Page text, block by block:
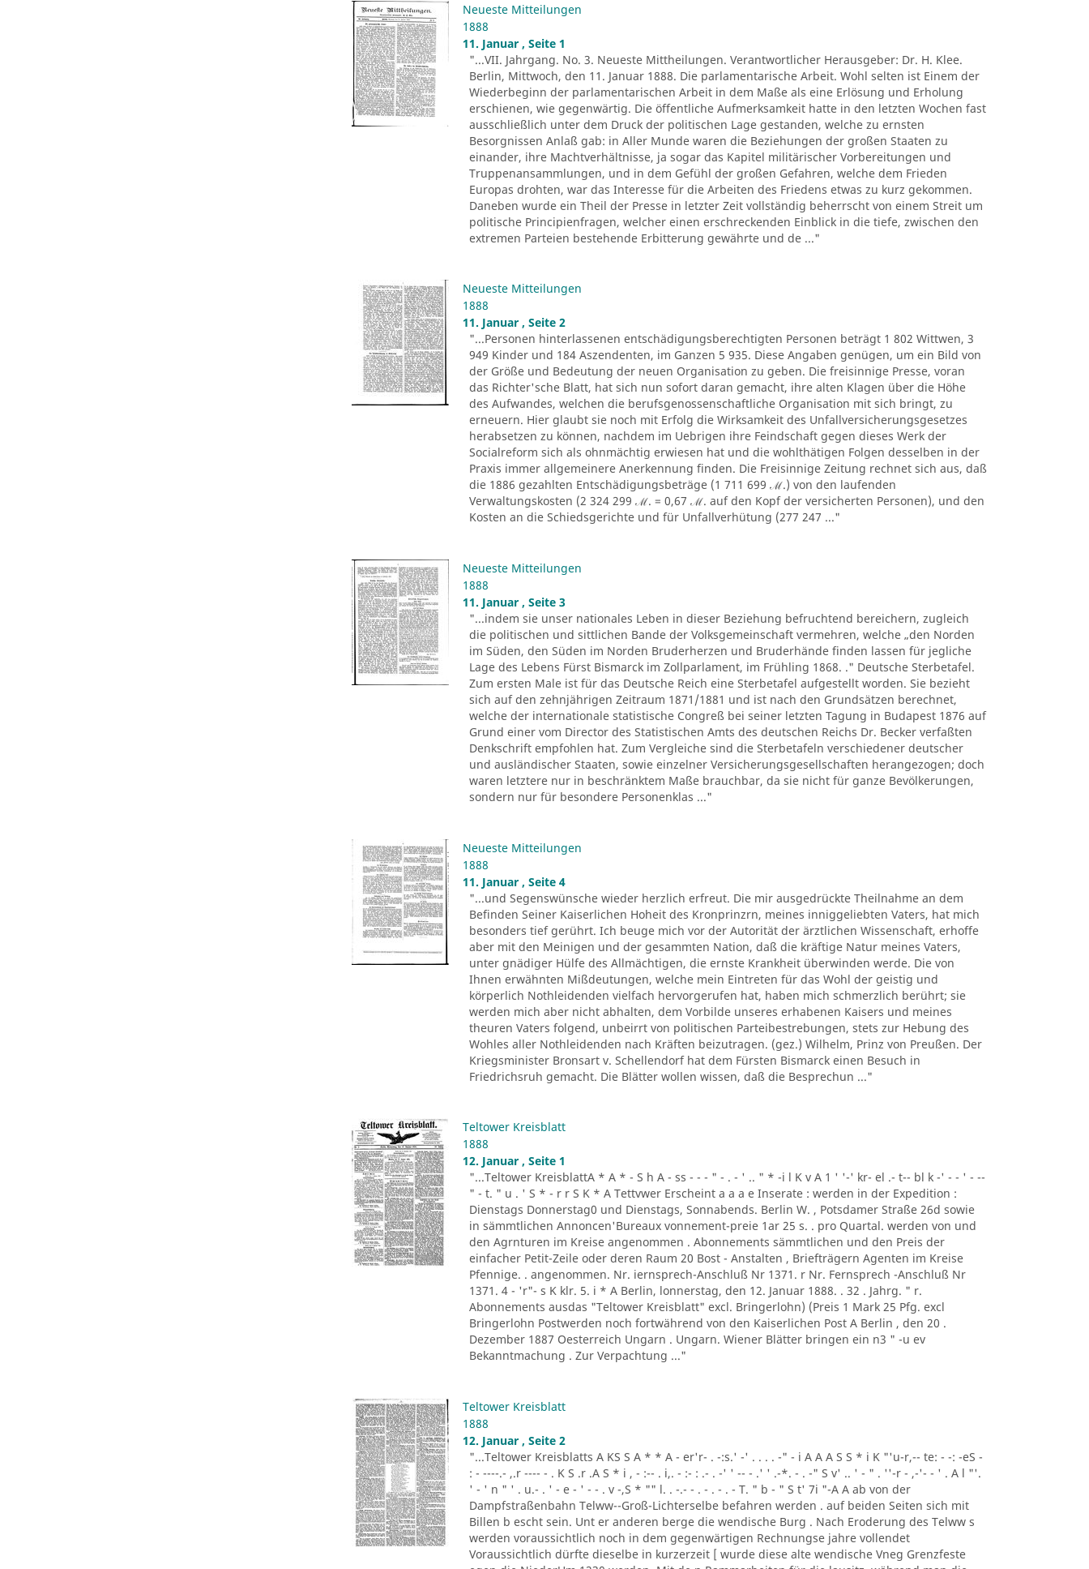
Neueste Mitteilungen
1888
11. Januar , Seite 1
"...VII. Jahrgang. No. 3. Neueste Mittheilungen. Verantwortlicher Herausgeber: Dr. H. Klee.
Berlin, Mittwoch, den 11. Januar 1888. Die parlamentarische Arbeit. Wohl selten ist Einem der
Wiederbeginn der parlamentarischen Arbeit in dem Maße als eine Erlösung und Erholung
erschienen, wie gegenwärtig. Die öffentliche Aufmerksamkeit hatte in den letzten Wochen fast
ausschließlich unter dem Druck der politischen Lage gestanden, welche zu ernsten
Besorgnissen Anlaß gab: in Aller Munde waren die Beziehungen der großen Staaten zu
einander, ihre Machtverhältnisse, ja sogar das Kapitel militärischer Vorbereitungen und
Truppenansammlungen, und in dem Gefühl der großen Gefahren, welche dem Frieden
Europas drohten, war das Interesse für die Arbeiten des Friedens etwas zu kurz gekommen.
Daneben wurde ein Theil der Presse in letzter Zeit vollständig beherrscht von einem Streit um
politische Principienfragen, welcher einen erschreckenden Einblick in die tiefe, zwischen den
extremen Parteien bestehende Erbitterung gewährte und de ..."
Neueste Mitteilungen
1888
11. Januar , Seite 2
"...Personen hinterlassenen entschädigungsberechtigten Personen beträgt 1 802 Wittwen, 3
949 Kinder und 184 Aszendenten, im Ganzen 5 935. Diese Angaben genügen, um ein Bild von
der Größe und Bedeutung der neuen Organisation zu geben. Die freisinnige Presse, voran
das Richter'sche Blatt, hat sich nun sofort daran gemacht, ihre alten Klagen über die Höhe
des Aufwandes, welchen die berufsgenossenschaftliche Organisation mit sich bringt, zu
erneuern. Hier glaubt sie noch mit Erfolg die Wirksamkeit des Unfallversicherungsgesetzes
herabsetzen zu können, nachdem im Uebrigen ihre Feindschaft gegen dieses Werk der
Socialreform sich als ohnmächtig erwiesen hat und die wohlthätigen Folgen desselben in der
Praxis immer allgemeinere Anerkennung finden. Die Freisinnige Zeitung rechnet sich aus, daß
die 1886 gezahlten Entschädigungsbeträge (1 711 699 ℳ.) von den laufenden
Verwaltungskosten (2 324 299 ℳ. = 0,67 ℳ. auf den Kopf der versicherten Personen), und den
Kosten an die Schiedsgerichte und für Unfallverhütung (277 247 ..."
Neueste Mitteilungen
1888
11. Januar , Seite 3
"...indem sie unser nationales Leben in dieser Beziehung befruchtend bereichern, zugleich
die politischen und sittlichen Bande der Volksgemeinschaft vermehren, welche „den Norden
im Süden, den Süden im Norden Bruderherzen und Bruderhände finden lassen für jegliche
Lage des Lebens Fürst Bismarck im Zollparlament, im Frühling 1868. ." Deutsche Sterbetafel.
Zum ersten Male ist für das Deutsche Reich eine Sterbetafel aufgestellt worden. Sie bezieht
sich auf den zehnjährigen Zeitraum 1871/1881 und ist nach den Grundsätzen berechnet,
welche der internationale statistische Congreß bei seiner letzten Tagung in Budapest 1876 auf
Grund einer vom Director des Statistischen Amts des deutschen Reichs Dr. Becker verfaßten
Denkschrift empfohlen hat. Zum Vergleiche sind die Sterbetafeln verschiedener deutscher
und ausländischer Staaten, sowie einzelner Versicherungsgesellschaften herangezogen; doch
waren letztere nur in beschränktem Maße brauchbar, da sie nicht für ganze Bevölkerungen,
sondern nur für besondere Personenklas ..."
Neueste Mitteilungen
1888
11. Januar , Seite 4
"...und Segenswünsche wieder herzlich erfreut. Die mir ausgedrückte Theilnahme an dem
Befinden Seiner Kaiserlichen Hoheit des Kronprinzrn, meines inniggeliebten Vaters, hat mich
besonders tief gerührt. Ich beuge mich vor der Autorität der ärztlichen Wissenschaft, erhoffe
aber mit den Meinigen und der gesammten Nation, daß die kräftige Natur meines Vaters,
unter gnädiger Hülfe des Allmächtigen, die ernste Krankheit überwinden werde. Die von
Ihnen erwähnten Mißdeutungen, welche mein Eintreten für das Wohl der geistig und
körperlich Nothleidenden vielfach hervorgerufen hat, haben mich schmerzlich berührt; sie
werden mich aber nicht abhalten, dem Vorbilde unseres erhabenen Kaisers und meines
theuren Vaters folgend, unbeirrt von politischen Parteibestrebungen, stets zur Hebung des
Wohles aller Nothleidenden nach Kräften beizutragen. (gez.) Wilhelm, Prinz von Preußen. Der
Kriegsminister Bronsart v. Schellendorf hat dem Fürsten Bismarck einen Besuch in
Friedrichsruh gemacht. Die Blätter wollen wissen, daß die Besprechun ..."
Teltower Kreisblatt
1888
12. Januar , Seite 1
"...Teltower KreisblattA * A * - S h A - ss - - - " - . - ' .. " * -i l K v A 1 ' '-' kr- el .- t-- bl k -' - - ' - --
" - t. " u . ' S * - r r S K * A Tettvwer Erscheint a a a e Inserate : werden in der Expedition :
Dienstags Donnerstag0 und Dienstags, Sonnabends. Berlin W. , Potsdamer Straße 26d sowie
in sämmtlichen Annoncen'Bureaux vonnement-preie 1ar 25 s. . pro Quartal. werden von und
den Agrnturen im Kreise angenommen . Abonnements sämmtlichen und den Preis der
einfacher Petit-Zeile oder deren Raum 20 Bost - Anstalten , Briefträgern Agenten im Kreise
Pfennige. . angenommen. Nr. iernsprech-Anschluß Nr 1371. r Nr. Fernsprech -Anschluß Nr
1371. 4 - 'r"- s K klr. 5. i * A Berlin, lonnerstag, den 12. Januar 1888. . 32 . Jahrg. " r.
Abonnements ausdas "Teltower Kreisblatt" excl. Bringerlohn) (Preis 1 Mark 25 Pfg. excl
Bringerlohn Postwerden noch fortwährend von den Kaiserlichen Post A Berlin , den 20 .
Dezember 1887 Oesterreich Ungarn . Ungarn. Wiener Blätter bringen ein n3 " -u ev
Bekanntmachung . Zur Verpachtung ..."
Teltower Kreisblatt
1888
12. Januar , Seite 2
"...Teltower Kreisblatts A KS S A * * A - er'r- . -:s.' -' . . . . -" - i A A A S S * i K "'u-r,-- te: - -: -eS -
: - ----.- ,.r ---- - . K S .r .A S * i , - :-- . i,. - :- : .- . -' ' -- - .' ' .-*. - . -" S v' .. ' - " . ''-r - ,-'- - ' . A l "'.
' - ' n " ' . u.- . ' - e - ' - - . v -,S * "" l. . -.- - . - . - . - T. " b - " S t' 7i "-A A ab von der
Dampfstraßenbahn Telww--Groß-Lichterselbe befahren werden . auf beiden Seiten sich mit
Billen b escht sein. Unt er anderen berge die wendische Burg . Nach Eroderung des Telww s
werden voraussichtlich noch in dem gegenwärtigen Rechnungse jahre vollendet
Voraussichtlich dürfte dieselbe in kurzerzeit [ wurde diese alte wendische Vneg Grenzfeste